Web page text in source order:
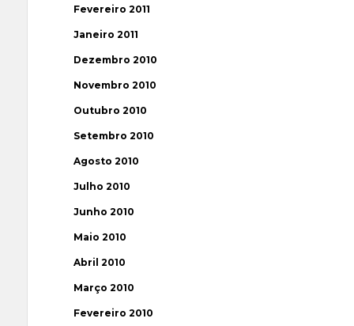
Fevereiro 2011
Janeiro 2011
Dezembro 2010
Novembro 2010
Outubro 2010
Setembro 2010
Agosto 2010
Julho 2010
Junho 2010
Maio 2010
Abril 2010
Março 2010
Fevereiro 2010